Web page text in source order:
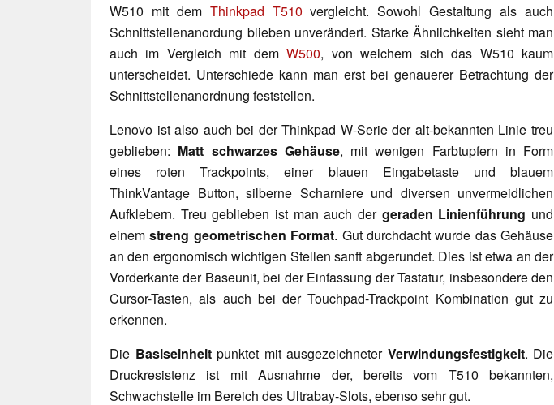
W510 mit dem Thinkpad T510 vergleicht. Sowohl Gestaltung als auch
Schnittstellenanordung blieben unverändert. Starke Ähnlichkeiten sieht man
auch im Vergleich mit demW500, von welchem sich das W510 kaum
unterscheidet. Unterschiede kann man erst bei genauerer Betrachtung der
Schnittstellenanordnung feststellen.
Lenovo ist also auch bei der Thinkpad W-Serie der alt-bekannten Linie treu
geblieben: Matt schwarzes Gehäuse, mit wenigen Farbtupfern in Form
eines roten Trackpoints, einer blauen Eingabetaste und blauem
ThinkVantage Button, silberne Scharniere und diversen unvermeidlichen
Aufklebern. Treu geblieben ist man auch der geraden Linienführung und
einemstreng geometrischen Format. Gut durchdacht wurde das Gehäuse
an den ergonomisch wichtigen Stellen sanft abgerundet. Dies ist etwa an der
Vorderkante der Baseunit, bei der Einfassung der Tastatur, insbesondere den
Cursor-Tasten, als auch bei der Touchpad-Trackpoint Kombination gut zu
erkennen.
Die Basiseinheitpunktet mit ausgezeichneter Verwindungsfestigkeit. Die
Druckresistenz ist mit Ausnahme der, bereits vom T510 bekannten,
Schwachstelle im Bereich des Ultrabay-Slots, ebenso sehr gut.